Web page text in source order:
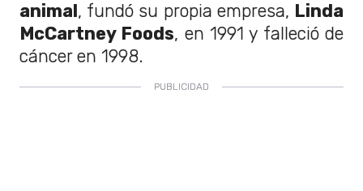
animal, fundó su propia empresa, Linda
McCartney Foods, en 1991 y falleció de
cáncer en 1998.